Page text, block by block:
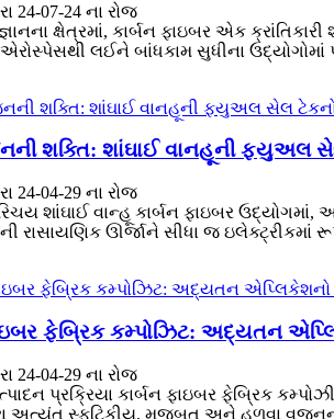
24-07-24 ના રોજ
ક્ષેત્રમાં, કાર્બન ફાઇબર એક
લઈને બાંધકામ સુધીના ઉદ્યોગોમાં
શક્તિ: શાંઘાઈ વાનહૂની ફ્યુઅલ
24-04-29 ના રોજ
શાંઘાઈ વાન્હૂ કાર્બન ફાઇબર
ઊર્જાને સીધા જ ઇલેક્ટ્રીકમાં
ફેબ્રિક કમ્પોઝિટ: અદ્યતન
24-04-29 ના રોજ
પ્રક્રિયા કાર્બન ફાઇબર ફેબ્રિક
અત્યંત સ્ફટિકીય, મજબૂત અને હળવા